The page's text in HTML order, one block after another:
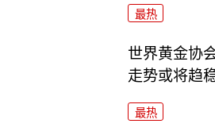
最热
世界黄金协
走势或将趋
最热